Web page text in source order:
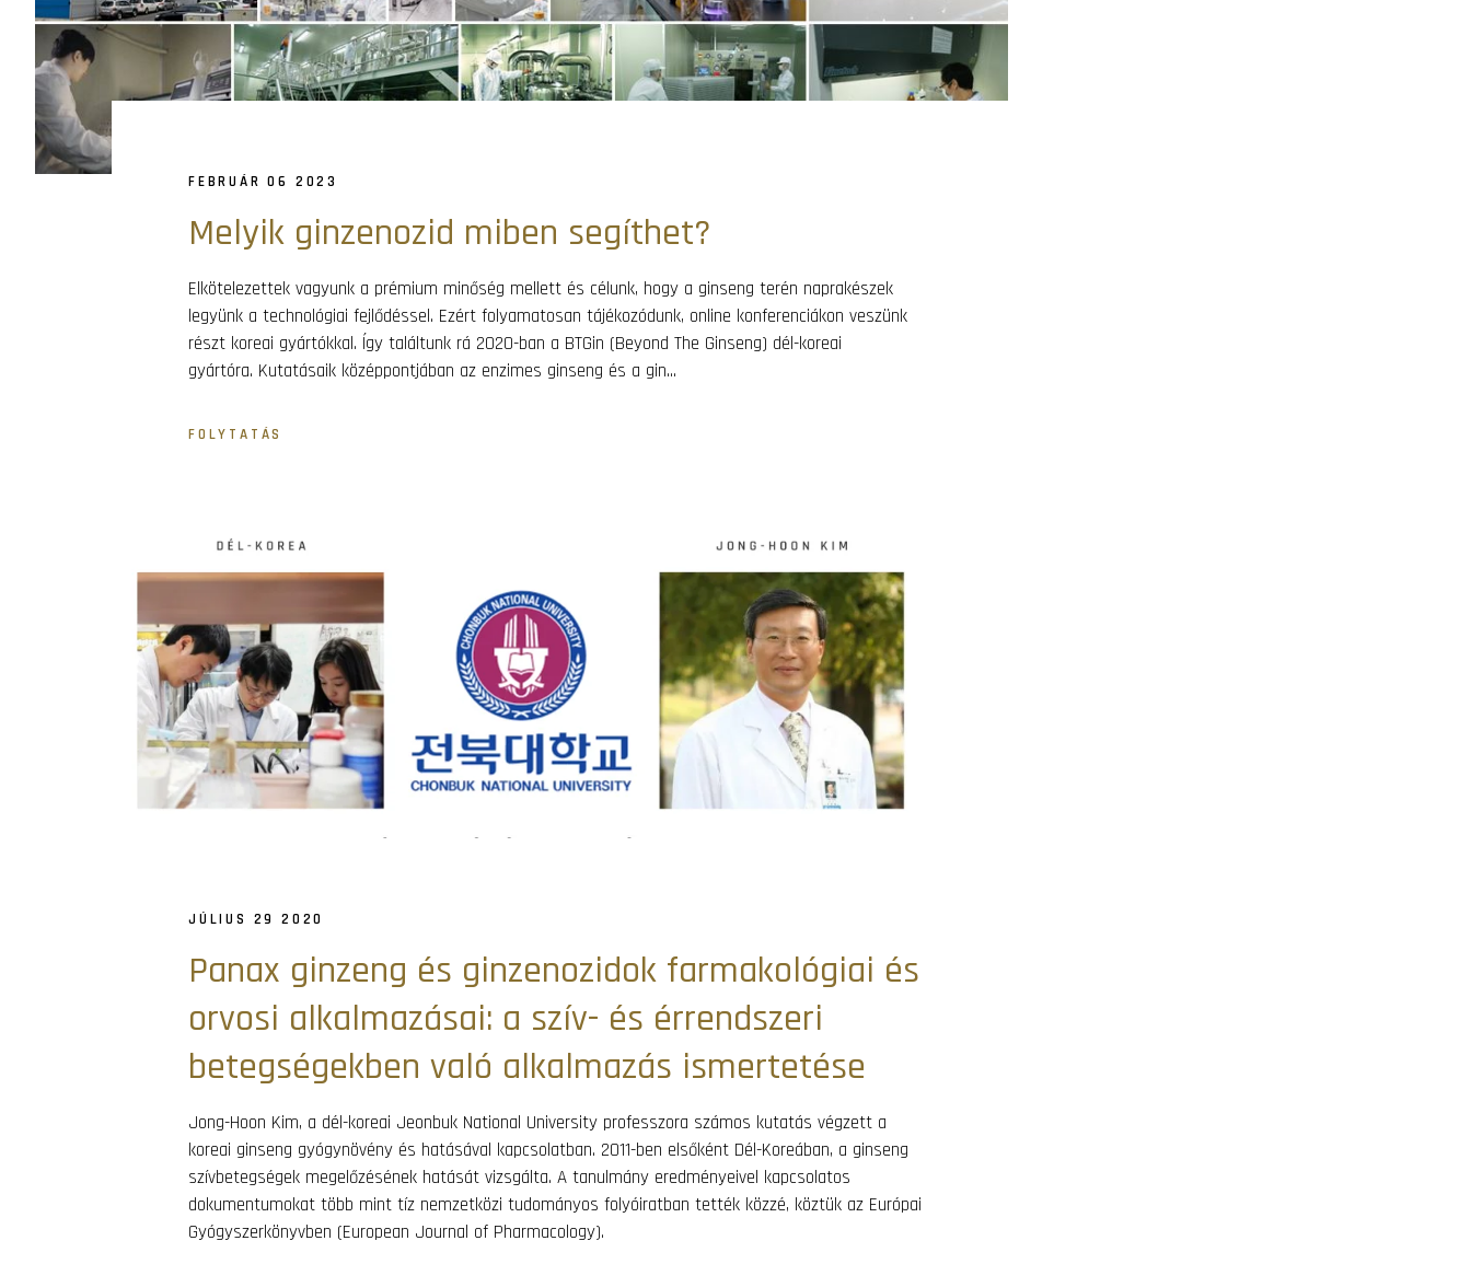
FEBRUÁR 06 2023
Melyik ginzenozid miben segíthet?
Elkötelezettek vagyunk a prémium minőség mellett és célunk, hogy a ginseng terén naprakészek
legyünk a technológiai fejlődéssel. Ezért folyamatosan tájékozódunk, online konferenciákon veszünk
részt koreai gyártókkal. Így találtunk rá 2020-ban a BTGin (Beyond The Ginseng) dél-koreai
gyártóra. Kutatásaik középpontjában az enzimes ginseng és a gin...
FOLYTATÁS
JÚLIUS 29 2020
Panax ginzeng és ginzenozidok farmakológiai és
orvosi alkalmazásai: a szív- és érrendszeri
betegségekben való alkalmazás ismertetése
Jong-Hoon Kim, a dél-koreai Jeonbuk National University professzora számos kutatás végzett a
koreai ginseng gyógynövény és hatásával kapcsolatban. 2011-ben elsőként Dél-Koreában, a ginseng
szívbetegségek megelőzésének hatását vizsgálta. A tanulmány eredményeivel kapcsolatos
dokumentumokat több mint tíz nemzetközi tudományos folyóiratban tették közzé, köztük az Európai
Gyógyszerkönyvben (European Journal of Pharmacology).